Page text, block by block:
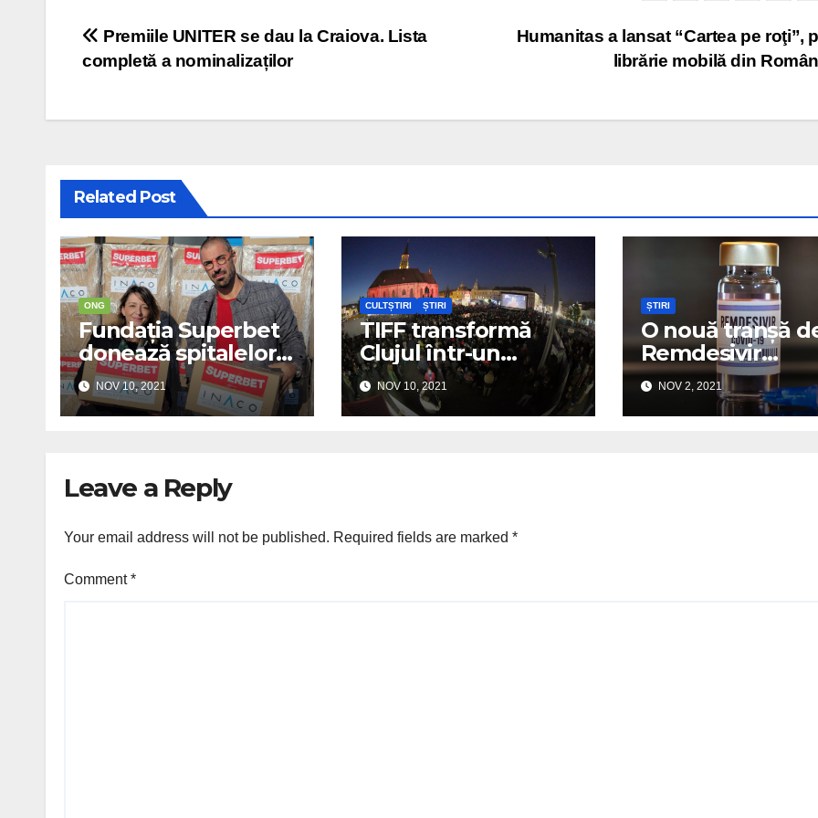
Post navigation
Humanitas a lansat “Cartea pe roţi”,
librărie mobilă din
Premiile UNITER se dau la Craiova. Lista
completă a nominalizaților
Related Post
ONG
Fundația Superbet
donează spitalelor
110 concentratoare
de oxigen
NOV 10, 2021
CULTȘTIRI ȘTIRI
TIFF transformă
Clujul într-un
„UNESCO City of
Film”
NOV 10, 2021
ȘTIRI
O nouă tranșă
Remdesivir
distribuită
Covid-19
NOV 2, 2021
Leave a Reply
Your email address will not be published. Required fields are marked *
Comment*